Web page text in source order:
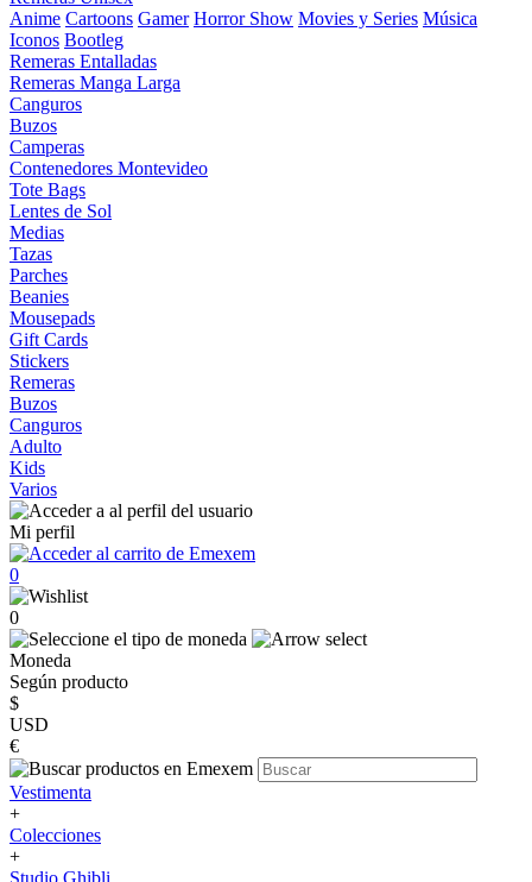
Anime Cartoons Gamer Horror Show Movies y Series Música
Iconos Bootleg
Remeras Entalladas
Remeras Manga Larga
Canguros
Buzos
Camperas
Contenedores Montevideo
Tote Bags
Lentes de Sol
Medias
Tazas
Parches
Beanies
Mousepads
Gift Cards
Stickers
Remeras
Buzos
Canguros
Adulto
Kids
Varios
Mi perfil
0
0
Moneda
Según producto
$
USD
€
Vestimenta
+
Colecciones
+
Studio Ghibli